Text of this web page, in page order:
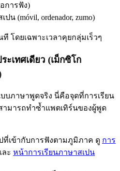
การฟัง)
น (móvil, ordenador, zumo)
โดยเฉพาะเวลาคุยกลุ่มเร็วๆ
เทศเดียว (เม็กซิโก
บภาษาพูดจริง นี่คือจุดที่การเรียน
มารถทำซ้ำแพตเทิร์นของผู้พูด
ที่เข้ากับการฟังตามภูมิภาค ดู การ
ละ หน้าการเรียนภาษาสเปน